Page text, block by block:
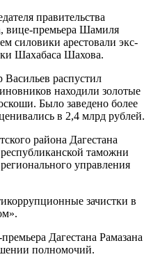
правительства
вице-премьера Шамиля
силовики арестовали экс-
Шахабаса Шахова.
распустил
находили золотые
Было заведено более
в 2,4 млрд рублей.
района Дагестана
таможни
управления
зачистки в
Дагестана Рамазана
полномочий.